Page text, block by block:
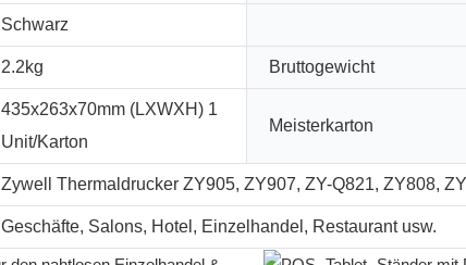
Schwarz
2.2kg Bruttogewicht
435x263x70mm (LXWXH) 1
Unit/Karton
Meisterkarton
Zywell Thermaldrucker ZY905, ZY907, ZY-Q821, ZY808,
Geschäfte, Salons, Hotel, Einzelhandel, Restaurant usw.